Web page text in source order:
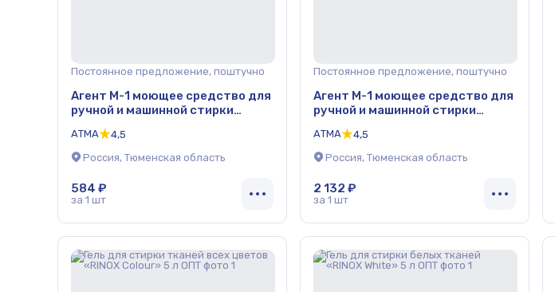
Постоянное предложение, поштучно
Агент М-1 моющее средство для
ручной и машинной стирки
АТМА
4,5
Россия, Тюменская область
584 ₽
за 1 шт
Постоянное предложение, поштучно
Агент М-1 моющее средство для
ручной и машинной стирки
АТМА
4,5
Россия, Тюменская область
2 132 ₽
за 1 шт